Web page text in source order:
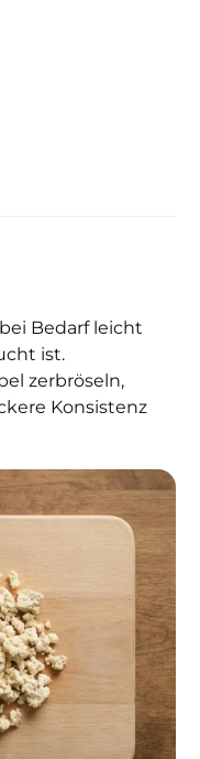
Bedarf leicht
ist.
zerbröseln,
Konsistenz